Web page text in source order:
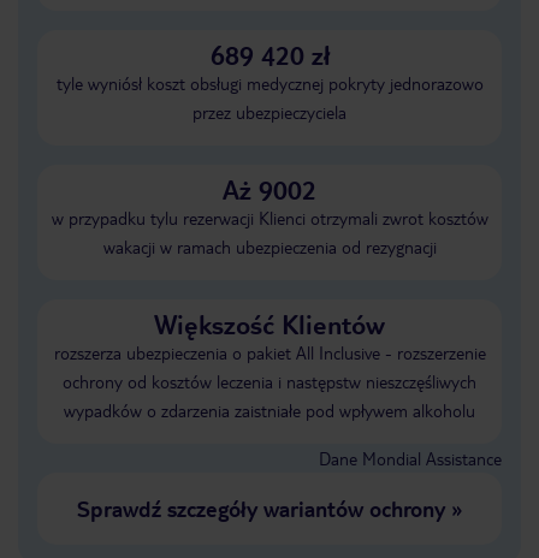
689 420 zł
tyle wyniósł koszt obsługi medycznej pokryty jednorazowo
przez ubezpieczyciela
Aż 9002
w przypadku tylu rezerwacji Klienci otrzymali zwrot kosztów
wakacji w ramach ubezpieczenia od rezygnacji
Większość Klientów
rozszerza ubezpieczenia o pakiet All Inclusive - rozszerzenie
ochrony od kosztów leczenia i następstw nieszczęśliwych
wypadków o zdarzenia zaistniałe pod wpływem alkoholu
Dane Mondial Assistance
Sprawdź szczegóły wariantów ochrony»